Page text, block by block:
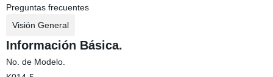
Preguntas frecuentes
Visión General
Información Básica.
No. de Modelo.